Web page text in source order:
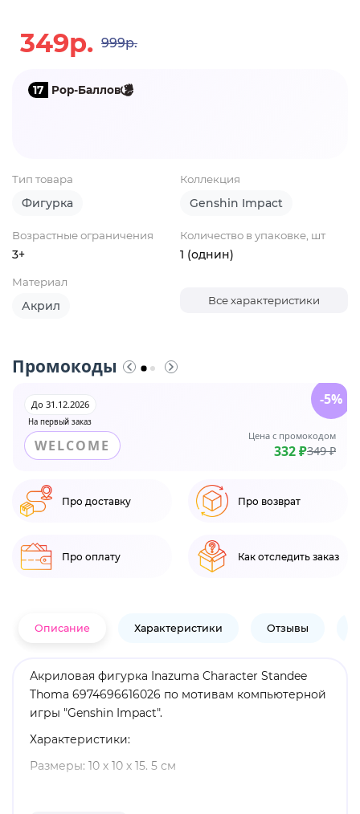
349р. 999р.
17 Pop-Баллов
Тип товара
Фигурка
Коллекция
Genshin Impact
Возрастные ограничения
3+
Количество в упаковке, шт
1 (однин)
Материал
Акрил Все характеристики
Промокоды
На первый заказ
До 31.12.2026
WELCOME
Цена с промокодом
332 ₽349 ₽
-5%
Про доставку Про возврат
Про оплату Как отследить заказ
Описание Характеристики Отзывы
Акриловая фигурка Inazuma Character Standee
Thoma 6974696616026 по мотивам компьютерной
игры "Genshin Impact".
Характеристики:
Размеры: 10 х 10 х 15. 5 см